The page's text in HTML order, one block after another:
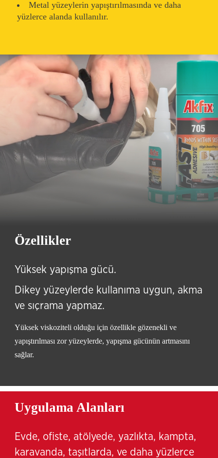
Metal yüzeylerin yapıştırılmasında ve daha
yüzlerce alanda kullanılır.
Özellikler
Yüksek yapışma gücü.
Dikey yüzeylerde kullanıma uygun, akma
ve sıçrama yapmaz.
Yüksek viskoziteli olduğu için özellikle gözenekli ve
yapıştırılması zor yüzeylerde, yapışma gücünün artmasını
sağlar.
Uygulama Alanları
Evde, ofiste, atölyede, yazlıkta, kampta,
karavanda, taşıtlarda, ve daha yüzlerce